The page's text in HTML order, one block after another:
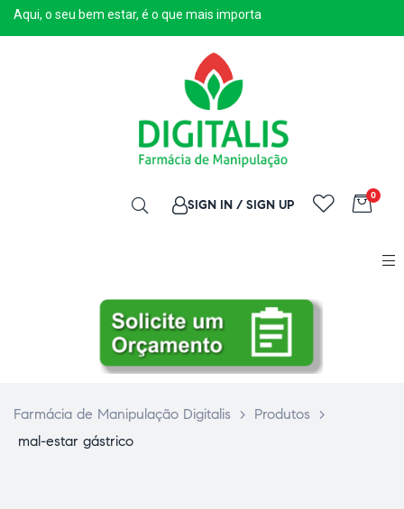
Aqui, o seu bem estar, é o que mais importa
SIGN IN / SIGN UP
0
Farmácia de Manipulação Digitalis > Produtos
>
mal-estar gástrico